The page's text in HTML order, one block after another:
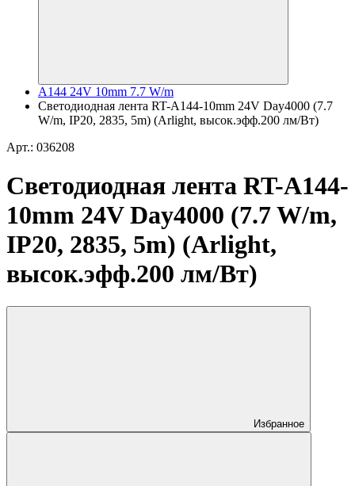
A144 24V 10mm 7.7 W/m
Светодиодная лента RT-A144-10mm 24V Day4000 (7.7
W/m, IP20, 2835, 5m) (Arlight, высок.эфф.200 лм/Вт)
Арт.: 036208
Светодиодная лента RT-A144-
10mm 24V Day4000 (7.7 W/m,
IP20, 2835, 5m) (Arlight,
высок.эфф.200 лм/Вт)
Избранное